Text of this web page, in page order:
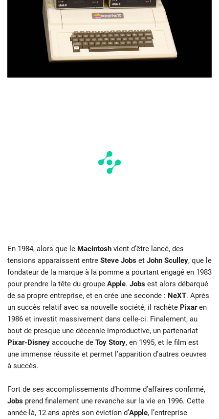
En 1984, alors que le Macintosh vient d’être lancé, des
tensions apparaissent entre Steve Jobs et John Sculley, que le
fondateur de la marque à la pomme a pourtant engagé en 1983
pour prendre la tête du groupe Apple. Jobs est alors débarqué
de sa propre entreprise, et en crée une seconde : NeXT. Après
un succès relatif avec sa nouvelle société, il rachète Pixaren
1986 et investit massivement dans celle-ci. Finalement, au
bout de presque une décennie improductive, un partenariat
Pixar-Disney accouche de Toy Story, en 1995, et le film est
une immense réussite et permet l’apparition d’autres oeuvres
à succès.
Fort de ses accomplissements d’homme d’affaires confirmé,
Jobs prend finalement une revanche sur la vie en 1996. Cette
année-là, 12 ans après son éviction d’Apple, l’entreprise